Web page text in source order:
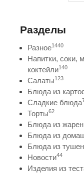
Разделы
Разное1440
Напитки, соки,
коктейли140
Салаты123
Блюда из
Сладкие блюда
Торты62
Блюда из
Блюда из
Блюда из
Новости44
Изделия из